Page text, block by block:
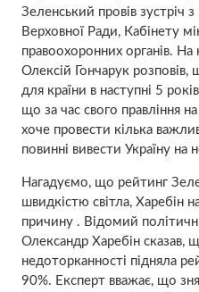
Зеленський провів зустріч
Верховної Ради, Кабінету
правоохоронних органів. На
Олексій Гончарук
для країни в наступні 5
що за час свого правління
хоче провести кілька
повинні вивести Україну на
Нагадуємо, що рейтинг
швидкістю світла, Харебін
причину . Відомий
Олександр Харебін сказав,
недоторканності підняла
90%. Експерт вважає, що